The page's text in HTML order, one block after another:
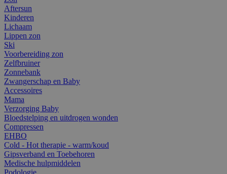
Aftersun
Kinderen
Lichaam
Lippen zon
Ski
Voorbereiding zon
Zelfbruiner
Zonnebank
Zwangerschap en Baby
Accessoires
Mama
Verzorging Baby
Bloedstelping en uitdrogen wonden
Compressen
EHBO
Cold - Hot therapie - warm/koud
Gipsverband en Toebehoren
Medische hulpmiddelen
Podologie